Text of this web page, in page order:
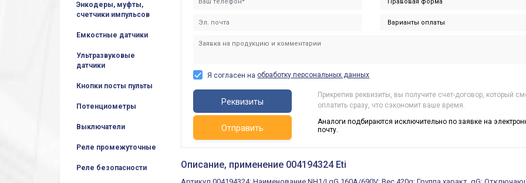
Энкодеры, муфты,
счетчики импульсов
Емкостные датчики
Ультразвуковые
датчики
Кнопки посты пульты
Потенциометры
Выключатели
Реле промежуточные
Реле безопасности
Я согласен на обработку персональных данных
Реквизиты
Прикрепив реквизиты, вы получите счет-договор, который
оплатить сразу, что сэкономит ваше время.
Отправить
Аналоги подбираются исключительно по заявке на
почту.
Описание, применение 004194324 Eti